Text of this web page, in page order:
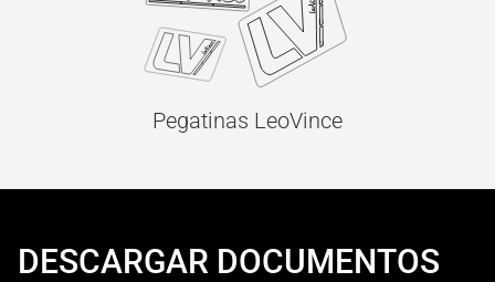
Pegatinas LeoVince
DESCARGAR DOCUMENTOS